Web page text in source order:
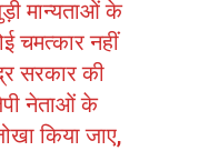
मान्यताओं के
चमत्कार नहीं
सरकार की
नेताओं के
किया जाए,